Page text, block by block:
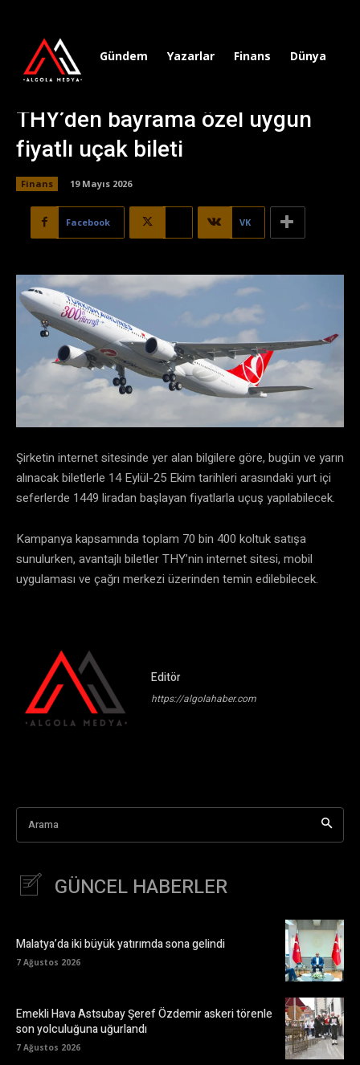
Gündem Yazarlar Finans Dünya
THY’den bayrama özel uygun
fiyatlı uçak bileti
Finans 19 Mayıs 2026
Facebook VK
Şirketin internet sitesinde yer alan bilgilere göre, bugün ve yarın
alınacak biletlerle 14 Eylül-25 Ekim tarihleri arasındaki yurt içi
seferlerde 1449 liradan başlayan fiyatlarla uçuş yapılabilecek.
Kampanya kapsamında toplam 70 bin 400 koltuk satışa
sunulurken, avantajlı biletler THY’nin internet sitesi, mobil
uygulaması ve çağrı merkezi üzerinden temin edilebilecek.
Editör
https://algolahaber.com
Arama
GÜNCEL HABERLER
Malatya’da iki büyük yatırımda sona gelindi
7 Ağustos 2026
Emekli Hava Astsubay Şeref Özdemir askeri törenle
son yolculuğuna uğurlandı
7 Ağustos 2026